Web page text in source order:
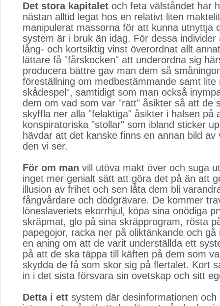
Det stora kapitalet och feta välståndet har
nästan alltid legat hos en relativt liten
manipulerat massorna för att kunna utnyttja
system är i bruk än idag. För dessa individer
lång- och kortsiktig vinst överordnat allt
lättare få "fårskocken" att underordna sig
producera bättre gav man dem så
föreställning om medbestämmande samt lite
skådespel", samtidigt som man också
dem om vad som var "rätt" åsikter så att de
skyffla ner alla "felaktiga" åsikter i halsen på
konspiratoriska "stollar" som ibland sticker
hävdar att det kanske finns en annan bild av
den vi ser.
För om man vill utöva makt över och suga
inget mer genialt sätt att göra det på än att
illusion av frihet och sen låta dem bli
fångvårdare och dödgrävare. De kommer
löneslaveriets ekorrhjul, köpa sina onödiga
skräpmat, glo på sina skräpprogram, rösta
papegojor, racka ner på oliktänkande och gå
en aning om att de varit underställda ett
på att de ska täppa till käften på dem som
skydda de få som skor sig på flertalet. Kort
in i det sista försvara sin ovetskap och sitt
Detta i ett system där desinformationen och